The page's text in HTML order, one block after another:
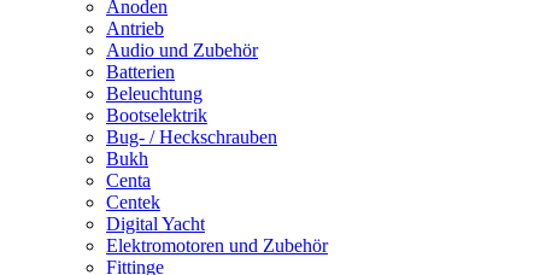
Anoden
Antrieb
Audio und Zubehör
Batterien
Beleuchtung
Bootselektrik
Bug- / Heckschrauben
Bukh
Centa
Centek
Digital Yacht
Elektromotoren und Zubehör
Fittinge